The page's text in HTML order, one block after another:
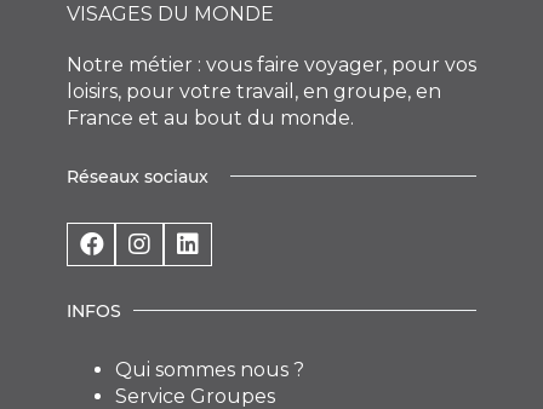
VISAGES DU MONDE
Notre métier : vous faire voyager, pour vos
loisirs, pour votre travail, en groupe, en
France et au bout du monde.
Réseaux sociaux
INFOS
Qui sommes nous ?
Service Groupes